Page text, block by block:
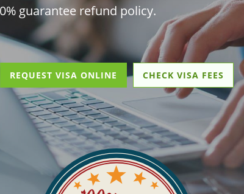
guarantee refund policy.
REQUEST VISA ONLINE CHECK VISA FEES